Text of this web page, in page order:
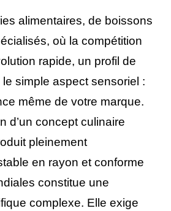
alimentaires, de boissons
où la compétition
rapide, un profil de
simple aspect sensoriel :
même de votre marque.
d’un concept culinaire
pleinement
en rayon et conforme
constitue une
complexe. Elle exige